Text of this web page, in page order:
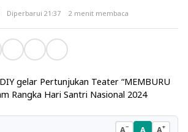
Diperbarui 21:37 2 menit membaca
A− A A+